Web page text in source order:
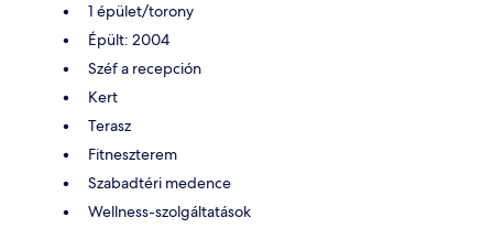
1 épület/torony
Épült: 2004
Széf a recepción
Kert
Terasz
Fitneszterem
Szabadtéri medence
Wellness-szolgáltatások